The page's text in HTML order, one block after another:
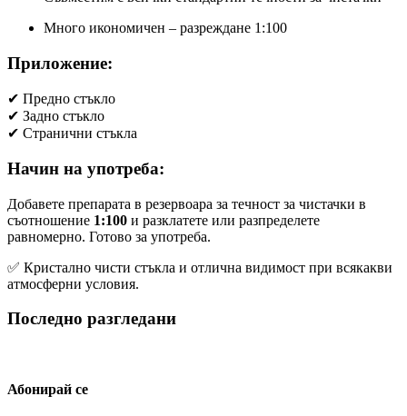
Много икономичен – разреждане 1:100
Приложение:
✔ Предно стъкло
✔ Задно стъкло
✔ Странични стъкла
Начин на употреба:
Добавете препарата в резервоара за течност за чистачки в
съотношение 1:100 и разклатете или разпределете
равномерно. Готово за употреба.
✅ Кристално чисти стъкла и отлична видимост при всякакви
атмосферни условия.
Последно разгледани
Абонирай се